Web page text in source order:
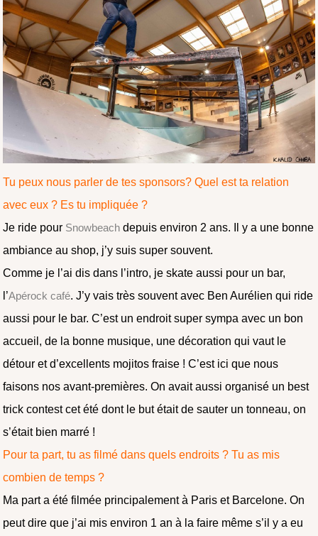
Tu peux nous parler de tes sponsors? Quel est ta relation
avec eux ? Es tu impliquée ?
Je ride pour Snowbeachdepuis environ 2 ans. Il y a une bonne
ambiance au shop, j’y suis super souvent.
Comme je l’ai dis dans l’intro, je skate aussi pour un bar,
l’Apérock café. J’y vais très souvent avec Ben Aurélien qui ride
aussi pour le bar. C’est un endroit super sympa avec un bon
accueil, de la bonne musique, une décoration qui vaut le
détour et d’excellents mojitos fraise ! C’est ici que nous
faisons nos avant-premières. On avait aussi organisé un best
trick contest cet été dont le but était de sauter un tonneau, on
s’était bien marré !
Pour ta part, tu as filmé dans quels endroits ? Tu as mis
combien de temps ?
Ma part a été filmée principalement à Paris et Barcelone. On
peut dire que j’ai mis environ 1 an à la faire même s’il y a eu